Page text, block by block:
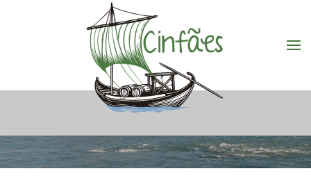
Saltar para o conteúdo principal